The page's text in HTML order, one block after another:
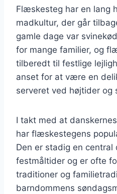
Flæskesteg har en lang
madkultur, der går
gamle dage var
for mange familier, og
tilberedt til festlige
anset for at være en
serveret ved højtider
I takt med at
har flæskestegens
Den er stadig en central
festmåltider og er ofte
traditioner og
barndommens